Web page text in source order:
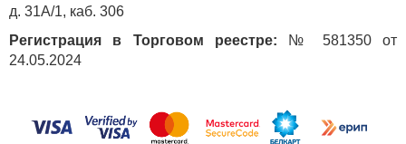
д. 31А/1, каб. 306
Регистрация в Торговом реестре: № 581350 от
24.05.2024